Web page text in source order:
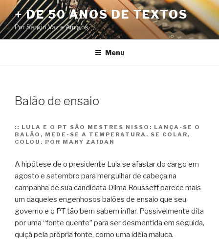
Pular
para
o
conteúdo
+ DE 50 ANOS DE TEXTOS
Por Sérgio Vaz e Amigos
Menu
Balão de ensaio
:: LULA E O PT SÃO MESTRES NISSO: LANÇA-SE O
BALÃO, MEDE-SE A TEMPERATURA. SE COLAR,
COLOU. POR MARY ZAIDAN
A hipótese de o presidente Lula se afastar do cargo em
agosto e setembro para mergulhar de cabeça na
campanha de sua candidata Dilma Rousseff parece mais
um daqueles engenhosos balões de ensaio que seu
governo e o PT tão bem sabem inflar. Possivelmente dita
por uma “fonte quente” para ser desmentida em seguida,
quiçá pela própria fonte, como uma idéia maluca.